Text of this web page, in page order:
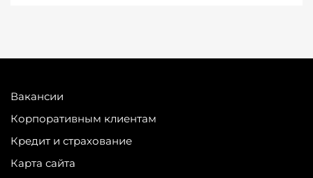
Вакансии
Корпоративным клиентам
Кредит и страхование
Карта сайта